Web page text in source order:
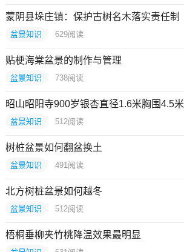
蒙阴县垛庄镇：保护古树名木落实责任制
盆景知识 629阅读
贴梗海棠盆景的制作与管理
盆景知识 738阅读
昭山昭阳寺900岁银杏直径1.6米胸围4.5米
盆景知识 512阅读
树桩盆景如何翻盆换土
盆景知识 491 阅读
北方树桩盆景如何越冬
盆景知识 512阅读
梧桐垂柳夹竹桃降温效果最明显